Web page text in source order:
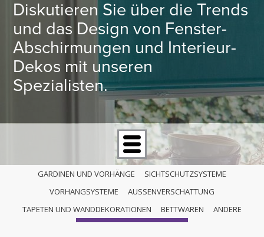
Diskutieren Sie über die Trends
und das Design von Fenster-
Abschirmungen und Interieur-
Dekos mit unseren
Spezialisten.
GARDINEN UND VORHÄNGE
SICHTSCHUTZSYSTEME
VORHANGSYSTEME
AUSSENVERSCHATTUNG
TAPETEN UND WANDDEKORATIONEN
BETTWAREN ANDERE
ANDERE